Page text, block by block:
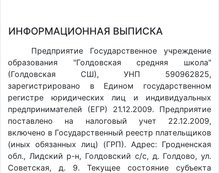
ИНФОРМАЦИОННАЯ ВЫПИСКА
Предприятие Государственное учреждение
образования "Голдовская средняя школа"
(Голдовская СШ), УНП 590962825,
зарегистрировано в Едином государственном
регистре юридических лиц и индивидуальных
предпринимателей (ЕГР) 21.12.2009. Предприятие
поставлено на налоговый учет 22.12.2009,
включено в Государственный реестр плательщиков
(иных обязанных лиц) (ГРП). Адрес: Гродненская
обл., Лидский р-н, Голдовский с/с, д. Голдово, ул.
Советская, д. 9. Текущее состояние субъекта